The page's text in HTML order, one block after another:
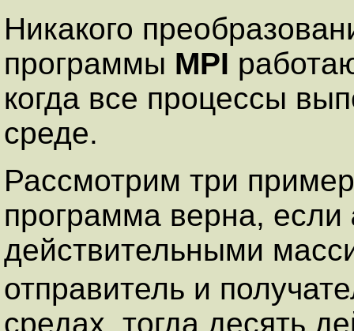
Никакого
программы MPI
когда все процессы
среде.
Рассмотрим три
программа верна, если
действительными
отправитель и
средах, тогда десять